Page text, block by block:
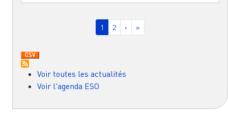
Page courante
1 Page
2 Page suivante
› Dernière page
»
Voir toutes les actualités
Voir l'agenda ESO